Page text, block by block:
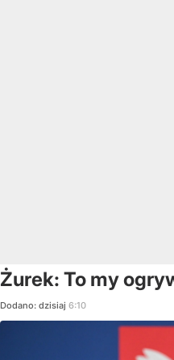
Żurek: To my
Dodano: dzisiaj 6:10